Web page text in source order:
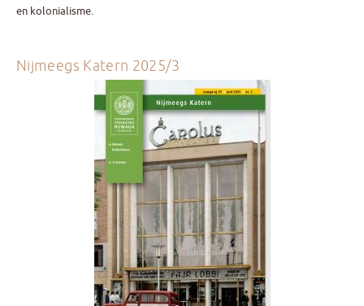
en kolonialisme.
Nijmeegs Katern 2025/3